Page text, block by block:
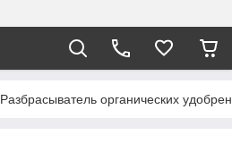
Разбрасыватель органических